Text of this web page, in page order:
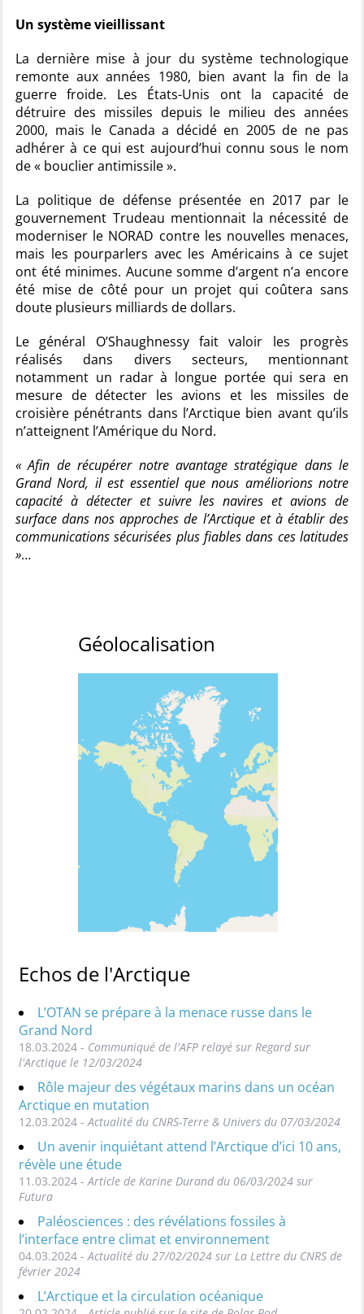
Un système vieillissant
La dernière mise à jour du système technologique
remonte aux années 1980, bien avant la fin de la
guerre froide. Les États-Unis ont la capacité de
détruire des missiles depuis le milieu des années
2000, mais le Canada a décidé en 2005 de ne pas
adhérer à ce qui est aujourd’hui connu sous le nom
de « bouclier antimissile ».
La politique de défense présentée en 2017 par le
gouvernement Trudeau mentionnait la nécessité de
moderniser le NORAD contre les nouvelles menaces,
mais les pourparlers avec les Américains à ce sujet
ont été minimes. Aucune somme d’argent n’a encore
été mise de côté pour un projet qui coûtera sans
doute plusieurs milliards de dollars.
Le général O’Shaughnessy fait valoir les progrès
réalisés dans divers secteurs, mentionnant
notamment un radar à longue portée qui sera en
mesure de détecter les avions et les missiles de
croisière pénétrants dans l’Arctique bien avant qu’ils
n’atteignent l’Amérique du Nord.
« Afin de récupérer notre avantage stratégique dans le
Grand Nord, il est essentiel que nous améliorions notre
capacité à détecter et suivre les navires et avions de
surface dans nos approches de l’Arctique et à établir des
communications sécurisées plus fiables dans ces latitudes
»…
Géolocalisation
Echos de l'Arctique
L’OTAN se prépare à la menace russe dans le
Grand Nord
18.03.2024 - Communiqué de l'AFP relayé sur Regard sur
l'Arctique le 12/03/2024
Rôle majeur des végétaux marins dans un océan
Arctique en mutation
12.03.2024 - Actualité du CNRS-Terre & Univers du 07/03/2024
Un avenir inquiétant attend l’Arctique d’ici 10 ans,
révèle une étude
11.03.2024 - Article de Karine Durand du 06/03/2024 sur
Futura
Paléosciences : des révélations fossiles à
l’interface entre climat et environnement
04.03.2024 - Actualité du 27/02/2024 sur La Lettre du CNRS de
février 2024
L’Arctique et la circulation océanique